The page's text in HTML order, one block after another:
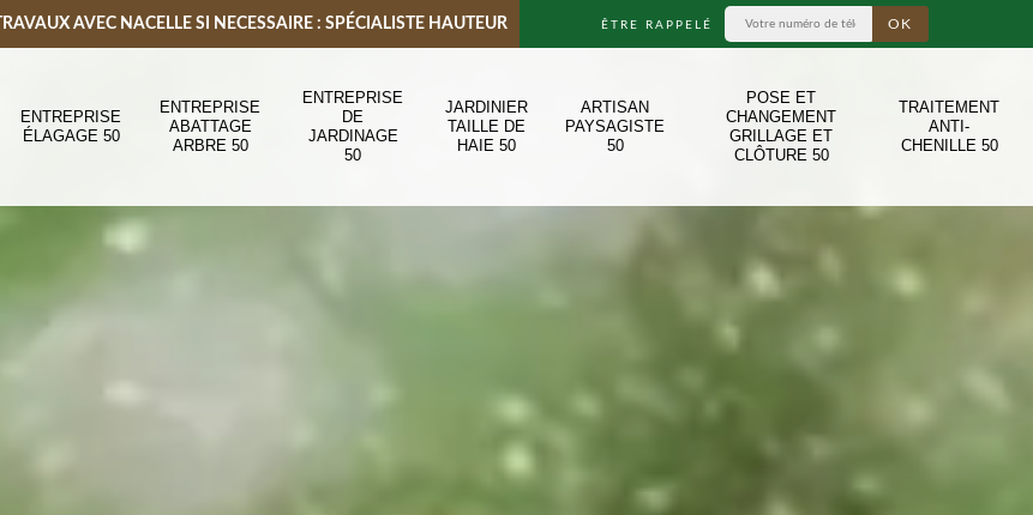
TRAVAUX AVEC NACELLE SI NECESSAIRE : SPÉCIALISTE HAUTEUR ÊTRE RAPPELÉ
ENTREPRISE
ÉLAGAGE 50
ENTREPRISE
ABATTAGE
ARBRE 50
ENTREPRISE
DE
JARDINAGE
50
JARDINIER
TAILLE DE
HAIE 50
ARTISAN
PAYSAGISTE
50
POSE ET
CHANGEMENT
GRILLAGE ET
CLÔTURE 50
TRAITEMENT
ANTI-
CHENILLE 50